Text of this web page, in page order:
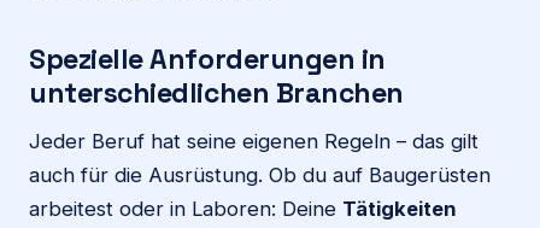
Spezielle Anforderungen in
unterschiedlichen Branchen
Jeder Beruf hat seine eigenen Regeln – das gilt
auch für die Ausrüstung. Ob du auf Baugerüsten
arbeitest oder in Laboren: Deine Tätigkeiten